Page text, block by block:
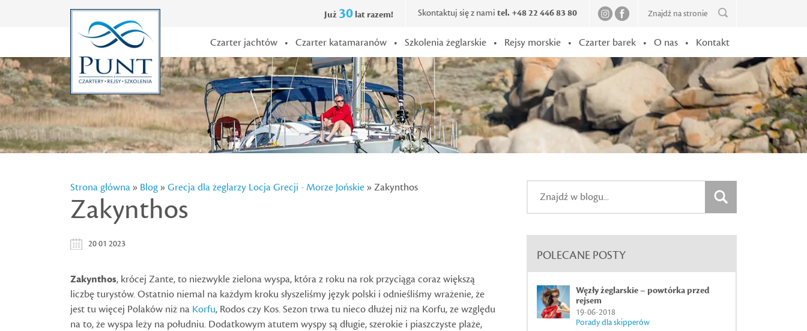
Skontaktuj się z nami tel. +48 22 446 83 80
Już 30 lat razem!
Czarter jachtów • Czarter katamaranów • Szkolenia żeglarskie • Rejsy morskie • Czarter barek • O nas • Kontakt
Strona główna» Blog»Grecja dla żeglarzy Locja Grecji - Morze Jońskie» Zakynthos
Zakynthos
20 01 2023
Zakynthos, krócej Zante, to niezwykle zielona wyspa, która z roku na rok przyciąga coraz większą
liczbę turystów. Ostatnio niemal na każdym kroku słyszeliśmy język polski i odnieśliśmy wrażenie, że
jest tu więcej Polaków niż na Korfu, Rodos czy Kos. Sezon trwa tu nieco dłużej niż na Korfu, ze względu
na to, że wyspa leży na południu. Dodatkowym atutem wyspy są długie, szerokie i piaszczyste plaże,
POLECANE POSTY
Węzły żeglarskie – powtórka przed
rejsem
19-06-2018
Porady dla skipperów